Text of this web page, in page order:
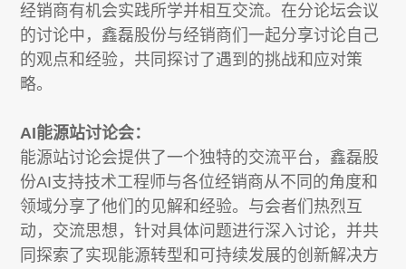
经销商有机会实践所学并相互交流。在分论坛会议
的讨论中，鑫磊股份与经销商们一起分享讨论自己
的观点和经验，共同探讨了遇到的挑战和应对策
略。
AI能源站讨论会：
能源站讨论会提供了一个独特的交流平台，鑫磊股
份AI支持技术工程师与各位经销商从不同的角度和
领域分享了他们的见解和经验。与会者们热烈互
动，交流思想，针对具体问题进行深入讨论，并共
同探索了实现能源转型和可持续发展的创新解决方